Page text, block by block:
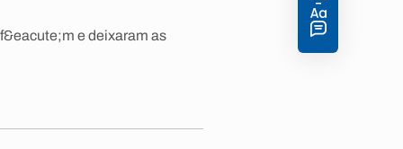
e deixaram as